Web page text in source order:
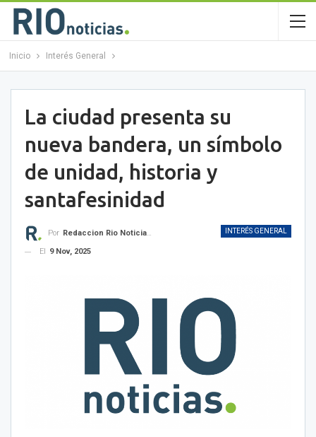
Inicio Interés General
La ciudad presenta su
nueva bandera, un símbolo
de unidad, historia y
santafesinidad
INTERÉS GENERAL
Por Redaccion Rio Noticias OK
El
9 Nov, 2025